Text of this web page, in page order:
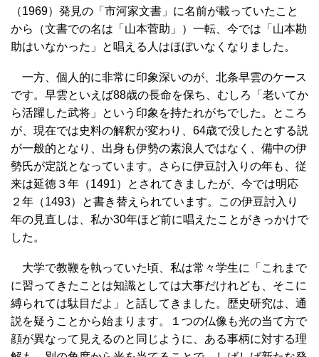
（1969）発見の「市河家文書」に名前が載っていたこと
から（文書での名は「山本菅助」）一転、今では「山本勘
助はいなかった」と唱える人はほぼいなくなりました。
一方、個人的に非常に印象深いのが、北条早雲のケース
です。早雲といえば88歳の長命を保ち、むしろ「老いてか
ら活躍した武将」という印象を持たれがちでした。ところ
が、現在では史料の解釈が変わり、64歳で没したとする説
が一般的となり、出身も伊勢の素浪人ではなく、備中の伊
勢氏が定説となっています。さらに伊豆討入りの年も、従
来は延徳３年（1491）とされてきましたが、今では明応
２年（1493）と書き替えられています。この伊豆討入り
年の見直しは、私か30年ほど前に唱えたことがきっかけで
した。
大学で教鞭を執っていた頃、私は常々学生に「これまで
に習ってきたことは知識としては大事だけれども、そこに
縛られては駄目だよ」と話してきました。歴史研究は、通
説を疑うことから始まります。１つの仏像も光の当て方で
顔が異なって見えるのと同じように、ある事柄に対する理